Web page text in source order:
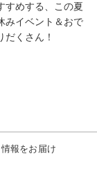
すめする、この夏
みイベント＆おで
くさん！
報をお届け